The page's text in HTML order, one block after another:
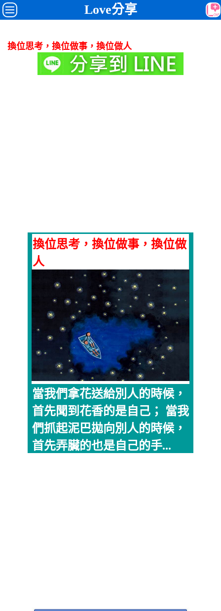
Love分享
換位思考，換位做事，換位做人
換位思考，換位做事，換位做
人
當我們拿花送給別人的時候，
首先聞到花香的是自己； 當我
們抓起泥巴拋向別人的時候，
首先弄臟的也是自己的手...